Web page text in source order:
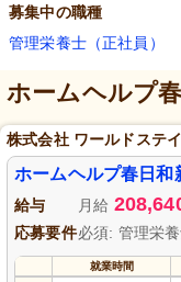
募集中の職種
管理栄養士（正社員）
ホームヘルプ
株式会社 ワールドステイ
ホームヘルプ春日和
給与 月給
応募要件必須: 管理栄
就業時間